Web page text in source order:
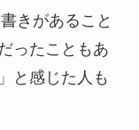
きがあること
ったこともあ
と感じた人も